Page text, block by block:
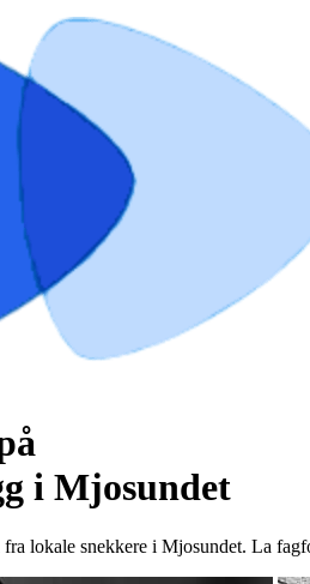
i Mjosundet
lokale snekkere i Mjosundet. La